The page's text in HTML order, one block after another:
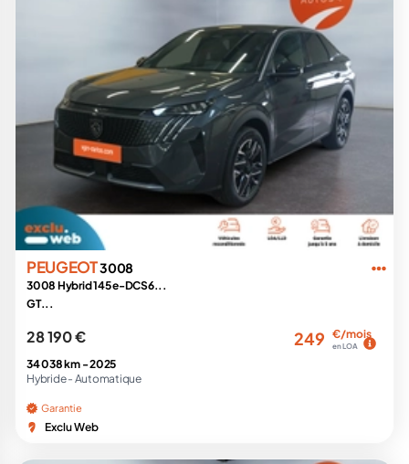
PEUGEOT3008
3008 Hybrid 145 e-DCS6...
GT...
28 190 € 249 €/mois
en LOA
34 038 km -2025
Hybride - Automatique
Garantie
Exclu Web